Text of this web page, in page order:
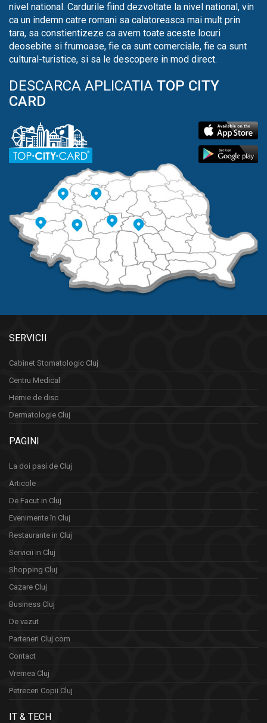
nivel national. Cardurile fiind dezvoltate la nivel national, vin
ca un indemn catre romani sa calatoreasca mai mult prin
tara, sa constientizeze ca avem toate aceste locuri
deosebite si frumoase, fie ca sunt comerciale, fie ca sunt
cultural-turistice, si sa le descopere in mod direct.
DESCARCA APLICATIA TOP CITY
CARD
SERVICII
Cabinet Stomatologic Cluj
Centru Medical
Hernie de disc
Dermatologie Cluj
PAGINI
La doi pasi de Cluj
Articole
De Facut in Cluj
Evenimente în Cluj
Restaurante in Cluj
Servicii in Cluj
Shopping Cluj
Cazare Cluj
Business Cluj
De vazut
Parteneri Cluj.com
Contact
Vremea Cluj
Petreceri Copii Cluj
IT & TECH